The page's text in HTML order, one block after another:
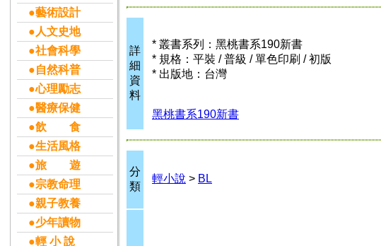
●藝術設計
●人文史地
●社會科學
●自然科普
●心理勵志
●醫療保健
●飲 食
●生活風格
●旅 遊
●宗教命理
●親子教養
●少年讀物
●輕 小 說
詳
細
資
料
* 叢書系列：黑桃書系190新書
* 規格：平裝 / 普級 / 單色印刷 / 初版
* 出版地：台灣
黑桃書系190新書
分
類
輕小說 > BL